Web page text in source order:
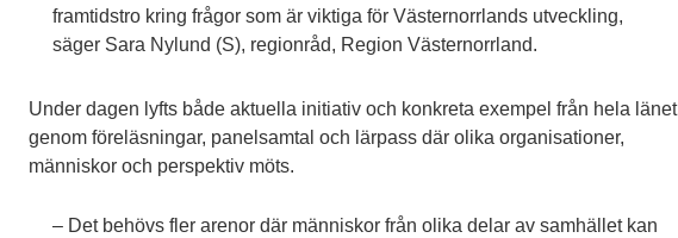
framtidstro kring frågor som är viktiga för Västernorrlands utveckling,
säger Sara Nylund (S), regionråd, Region Västernorrland.
Under dagen lyfts både aktuella initiativ och konkreta exempel från hela länet
genom föreläsningar, panelsamtal och lärpass där olika organisationer,
människor och perspektiv möts.
– Det behövs fler arenor där människor från olika delar av samhället kan